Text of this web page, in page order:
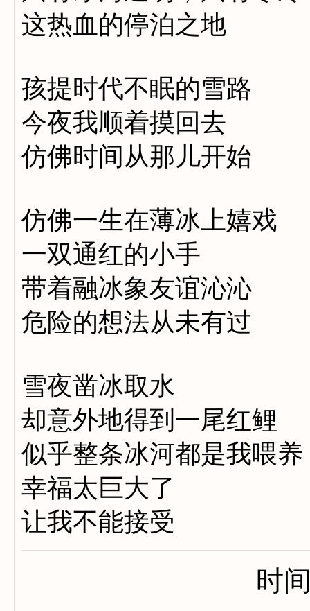
这热血的停泊之地
孩提时代不眠的雪路
今夜我顺着摸回去
仿佛时间从那儿开始
仿佛一生在薄冰上嬉戏
一双通红的小手
带着融冰象友谊沁沁
危险的想法从未有过
雪夜凿冰取水
却意外地得到一尾红鲤
似乎整条冰河都是我喂养
幸福太巨大了
让我不能接受
时